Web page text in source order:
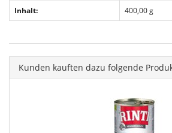
Inhalt: 400,00 g
Kunden kauften dazu folgende